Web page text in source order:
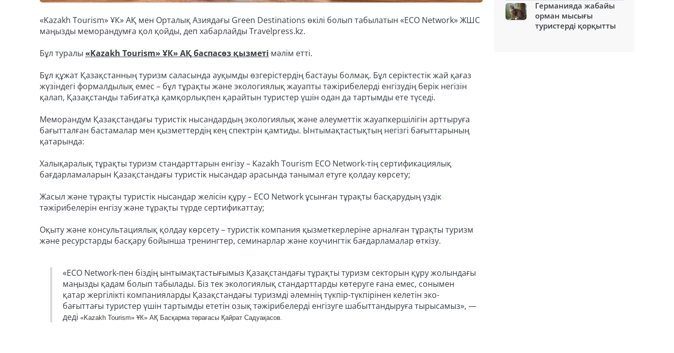
«Kazakh Tourism» ҰК» АҚ мен Орталық Азиядағы Green Destinations өкілі болып табылатын «ECO Network» ЖШС
маңызды меморандумға қол қойды, деп хабарлайды Travelpress.kz.
Бұл туралы «Kazakh Tourism» ҰК» АҚ баспасөз қызметі мәлім етті.
Бұл құжат Қазақстанның туризм саласында ауқымды өзгерістердің бастауы болмақ. Бұл серіктестік жай қағаз
жүзіндегі формалдылық емес – бұл тұрақты және экологиялық жауапты тәжірибелерді енгізудің берік негізін
қалап, Қазақстанды табиғатқа қамқорлықпен қарайтын туристер үшін одан да тартымды ете түседі.
Меморандум Қазақстандағы туристік нысандардың экологиялық және әлеуметтік жауапкершілігін арттыруға
бағытталған бастамалар мен қызметтердің кең спектрін қамтиды. Ынтымақтастықтың негізгі бағыттарының
қатарында:
Халықаралық тұрақты туризм стандарттарын енгізу – Kazakh Tourism ECO Network-тің сертификациялық
бағдарламаларын Қазақстандағы туристік нысандар арасында танымал етуге қолдау көрсету;
Жасыл және тұрақты туристік нысандар желісін құру – ECO Network ұсынған тұрақты басқарудың үздік
тәжірибелерін енгізу және тұрақты түрде сертификаттау;
Оқыту және консультациялық қолдау көрсету – туристік компания қызметкерлеріне арналған тұрақты туризм
және ресурстарды басқару бойынша тренингтер, семинарлар және коучингтік бағдарламалар өткізу.
«ECO Network-пен біздің ынтымақтастығымыз Қазақстандағы тұрақты туризм секторын құру жолындағы
маңызды қадам болып табылады. Біз тек экологиялық стандарттарды көтеруге ғана емес, сонымен
қатар жергілікті компанияларды Қазақстандағы туризмді әлемнің түкпір-түкпірінен келетін эко-
бағыттағы туристер үшін тартымды ететін озық тәжірибелерді енгізуге шабыттандыруға тырысамыз», —
деді «Kazakh Tourism» ҰК» АҚ Басқарма төрағасы Қайрат Садуақасов.
Германияда жабайы
орман мысығы
туристерді қорқытты